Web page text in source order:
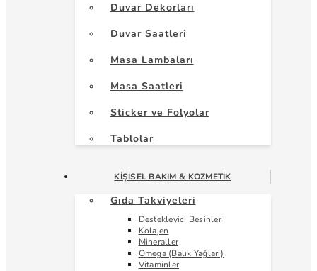
Duvar Dekorları
Duvar Saatleri
Masa Lambaları
Masa Saatleri
Sticker ve Folyolar
Tablolar
KIŞISEL BAKIM & KOZMETIK
Gıda Takviyeleri
Destekleyici Besinler
Kolajen
Mineraller
Omega (Balık Yağları)
Vitaminler